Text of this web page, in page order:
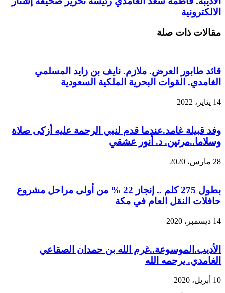
الالكترونية
مقالات ذات صلة
قائد طابور العرض. ملازم. نايف بن زايد المسلمي
الغامدي. القوات البحرية الملكية السعودية
14 يناير، 2022
وفد قبيلة غامد.عندما قدم لنبي الرحمة عليه أزكى صلاة
وسلاما..مرتين. د. أنور عشقي
28 مارس، 2020
بطول 275 كلم .. إنجاز 22 % من أولى مراحل مشروع
حافلات النقل العام في مكة
14 ديسمبر، 2020
الأديب.الموسوعة..غرم الله بن حمدان الصقاعي
الغامدي. يرحمه الله
10 أبريل، 2020